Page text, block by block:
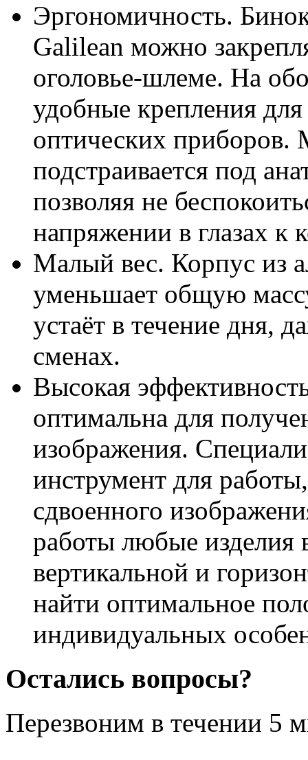
Эргономичность.
Galilean можно
оголовье-шлеме. На
удобные крепления
оптических приборов.
подстраивается под
позволяя не
напряжении в глазах к
Малый вес. Корпус из
уменьшает общую
устаёт в течение дня,
сменах.
Высокая
оптимальна для
изображения.
инструмент для
сдвоенного
работы любые изделия
вертикальной и
найти оптимальное
индивидуальных
Остались вопросы?
Перезвоним в течении 5